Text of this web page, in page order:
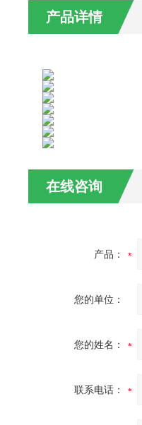
产品详情
在线咨询
产品：
您的单位：
您的姓名：
联系电话：